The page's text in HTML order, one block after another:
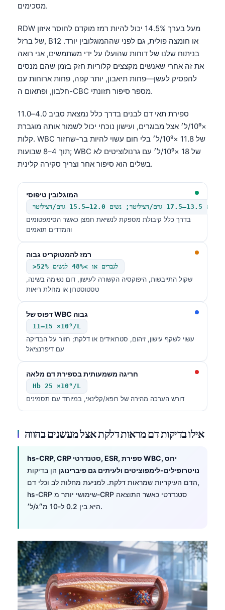
מסכימים.
RDW מעל בערך 14.5% יכול להיות רמז מוקדם לחוסר איזון
של ברזל, B12 או חומצה פולית, גם לפני שההמוגלובין יורד.
בניתוח שלנו של דוחות שהועלו על ידי משתמשים, אני רואה
את זה אחרי שאנשים מקצצים קלוריות חזק בזמן שהם מנסים
להפסיק לעשן—פחות תיאבון, יותר קפה, פחות ארוחות עם
חלבון, ופתאום ה-CBC מספר סיפור תזונתי.
ספירת תאי דם לבנים בדרך כלל נמצאת סביב 4.0–11.0
×10⁹/ל׳ אצל מבוגרים, ועישון נוכחי יכול לשמור אותה מוגברת
קלות. WBC של 11.8 ×10⁹/ל׳ בלי חום עשוי להיות בר-שחזור
תוך 4–8 שבועות; WBC של 18 ×10⁹/ל׳ עם גרנולוציטים לא
בשלים הוא סיפור אחר וצריך סקירה קלינית.
המוגלובין טיפוסי
גברים 13.5–17.5 גרם/דציליטר; נשים 12.0–15.5 גרם/דציליטר
בדרך כלל קיבולת מספקת לנשיאת חמצן כאשר הסימפטומים
והמדדים תואמים
רמז להמטוקריט גבוה
>52% לגברים או >48% לנשים
שקול התייבשות, היפוקסיה הקשורה לעישון, דום נשימה בשינה,
טסטוסטרון או מחלת ריאות
דפוס של WBC גבוה
11–15 ×10⁹/L
עשוי לשקף עישון, זיהום, סטרואידים או דלקת; חזור על הבדיקה
עם דיפרנציאל
חריגה משמעותית בספירת דם מלאה
Hb 25 ×10⁹/L
דורש הערכה מהירה של רופא/קלינאי, במיוחד עם תסמינים
אילו בדיקות דם מראות דלקת אצל מעשנים בהווה
hs-CRP, CRP סטנדרטי, ESR, ספירת WBC, יחס
נויטרופילים-לימפוציטים ולעיתים גם פיברינוגן הן בדיקות
הדם העיקריות שמראות דלקת. למניעת מחלות לב וכלי דם,
hs-CRP שימושי יותר מ-CRP סטנדרטי כאשר התוצאה
היא בין 0.2 ל-10 מ״ג/ל׳.